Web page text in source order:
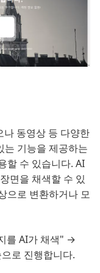
동영상 등 다양한
는 기능을 제공하는
할 수 있습니다. AI
면을 채색할 수 있
으로 변환하거나 모
를 AI가 채색" →
로 진행합니다.